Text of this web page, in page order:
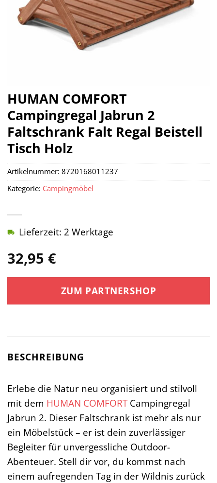
HUMAN COMFORT
Campingregal Jabrun 2
Faltschrank Falt Regal Beistell
Tisch Holz
32,95 €
Lieferzeit: 2 Werktage
ZUM PARTNERSHOP
Artikelnummer: 8720168011237
Kategorie: Campingmöbel
BESCHREIBUNG
Erlebe die Natur neu organisiert und stilvoll
mit dem HUMAN COMFORTCampingregal
Jabrun 2. Dieser Faltschrank ist mehr als nur
ein Möbelstück – er ist dein zuverlässiger
Begleiter für unvergessliche Outdoor-
Abenteuer. Stell dir vor, du kommst nach
einem aufregenden Tag in der Wildnis zurück